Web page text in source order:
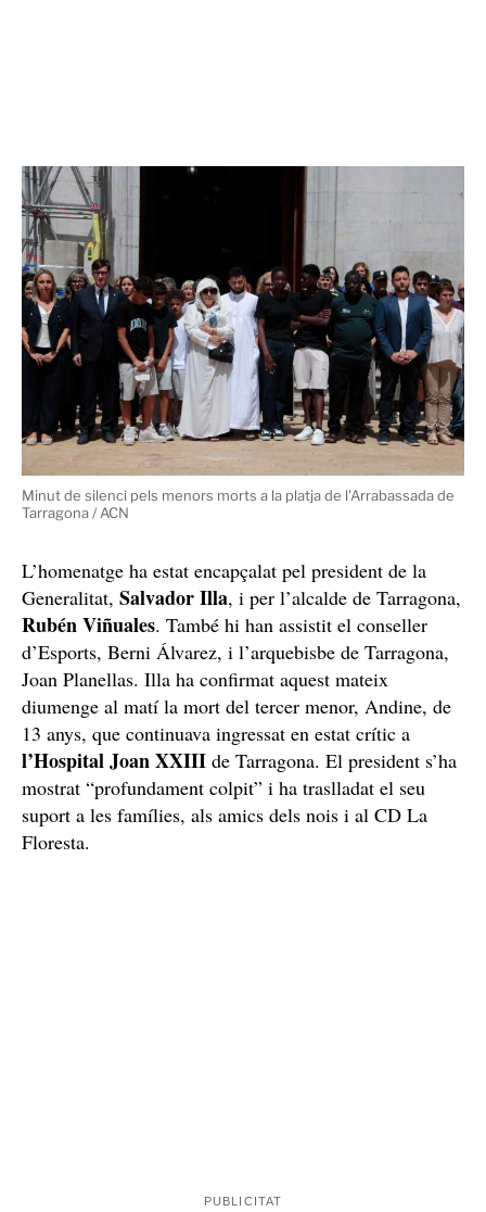
Minut de silenci pels menors morts a la platja de l'Arrabassada de
Tarragona / ACN
L’homenatge ha estat encapçalat pel president de la
Generalitat, Salvador Illa, i per l’alcalde de Tarragona,
Rubén Viñuales. També hi han assistit el conseller
d’Esports, Berni Álvarez, i l’arquebisbe de Tarragona,
Joan Planellas. Illa ha confirmat aquest mateix
diumenge al matí la mort del tercer menor, Andine, de
13 anys, que continuava ingressat en estat crític a
l’Hospital Joan XXIII de Tarragona. El president s’ha
mostrat “profundament colpit” i ha traslladat el seu
suport a les famílies, als amics dels nois i al CD La
Floresta.